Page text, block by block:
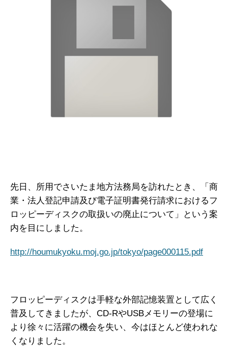
先日、所用でさいたま地方法務局を訪れたとき、「商
業・法人登記申請及び電子証明書発行請求におけるフ
ロッピーディスクの取扱いの廃止について」という案
内を目にしました。
http://houmukyoku.moj.go.jp/tokyo/page000115.pdf
フロッピーディスクは手軽な外部記憶装置として広く
普及してきましたが、CD-RやUSBメモリーの登場に
より徐々に活躍の機会を失い、今はほとんど使われな
くなりました。